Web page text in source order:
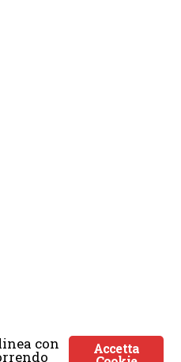
Accetta
con